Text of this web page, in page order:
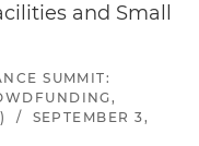
and Small
SUMMIT:
/
SEPTEMBER 3,